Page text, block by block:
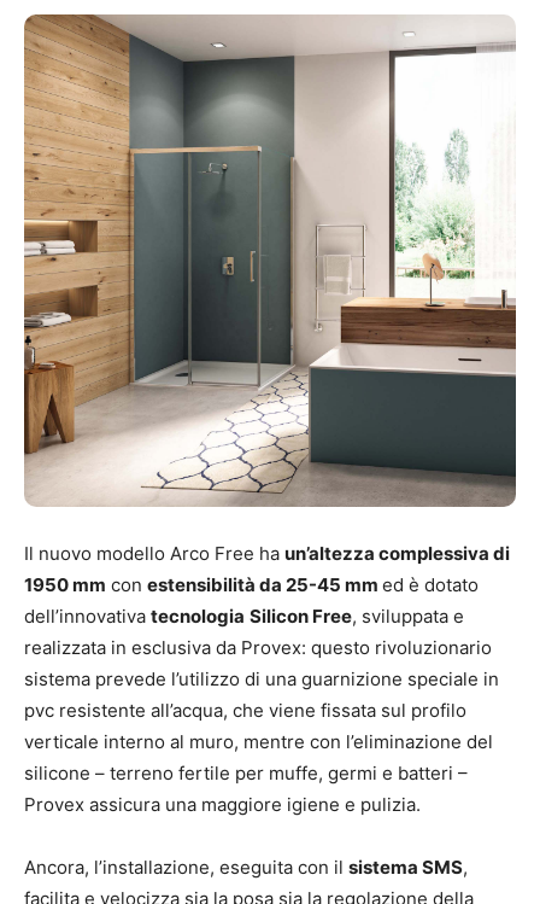
Il nuovo modello Arco Free ha un’altezza complessiva di
1950 mm con estensibilità da 25-45 mm ed è dotato
dell’innovativa tecnologia Silicon Free, sviluppata e
realizzata in esclusiva da Provex: questo rivoluzionario
sistema prevede l’utilizzo di una guarnizione speciale in
pvc resistente all’acqua, che viene fissata sul profilo
verticale interno al muro, mentre con l’eliminazione del
silicone – terreno fertile per muffe, germi e batteri –
Provex assicura una maggiore igiene e pulizia.
Ancora, l’installazione, eseguita con il sistema SMS,
facilita e velocizza sia la posa sia la regolazione della